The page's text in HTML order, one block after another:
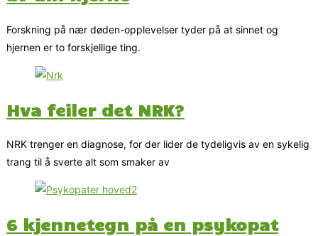
Forskning på nær døden-opplevelser tyder på at sinnet og
hjernen er to forskjellige ting.
Hva feiler det NRK?
NRK trenger en diagnose, for der lider de tydeligvis av en sykelig
trang til å sverte alt som smaker av
6 kjennetegn på en psykopat